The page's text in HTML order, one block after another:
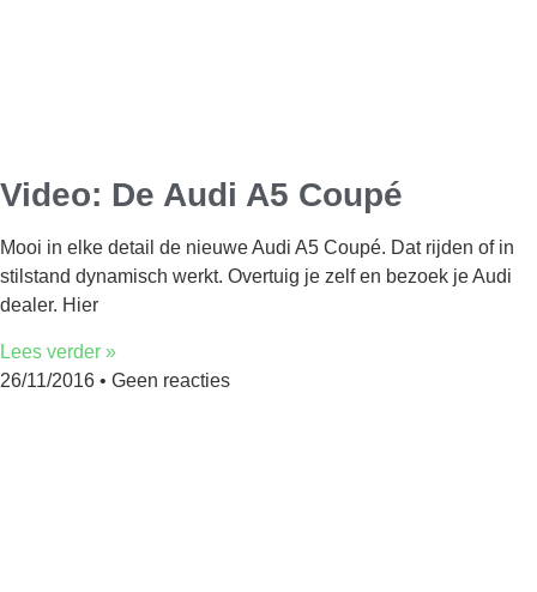
Video: De Audi A5 Coupé
Mooi in elke detail de nieuwe Audi A5 Coupé. Dat rijden of in
stilstand dynamisch werkt. Overtuig je zelf en bezoek je Audi
dealer. Hier
Lees verder »
26/11/2016
Geen reacties